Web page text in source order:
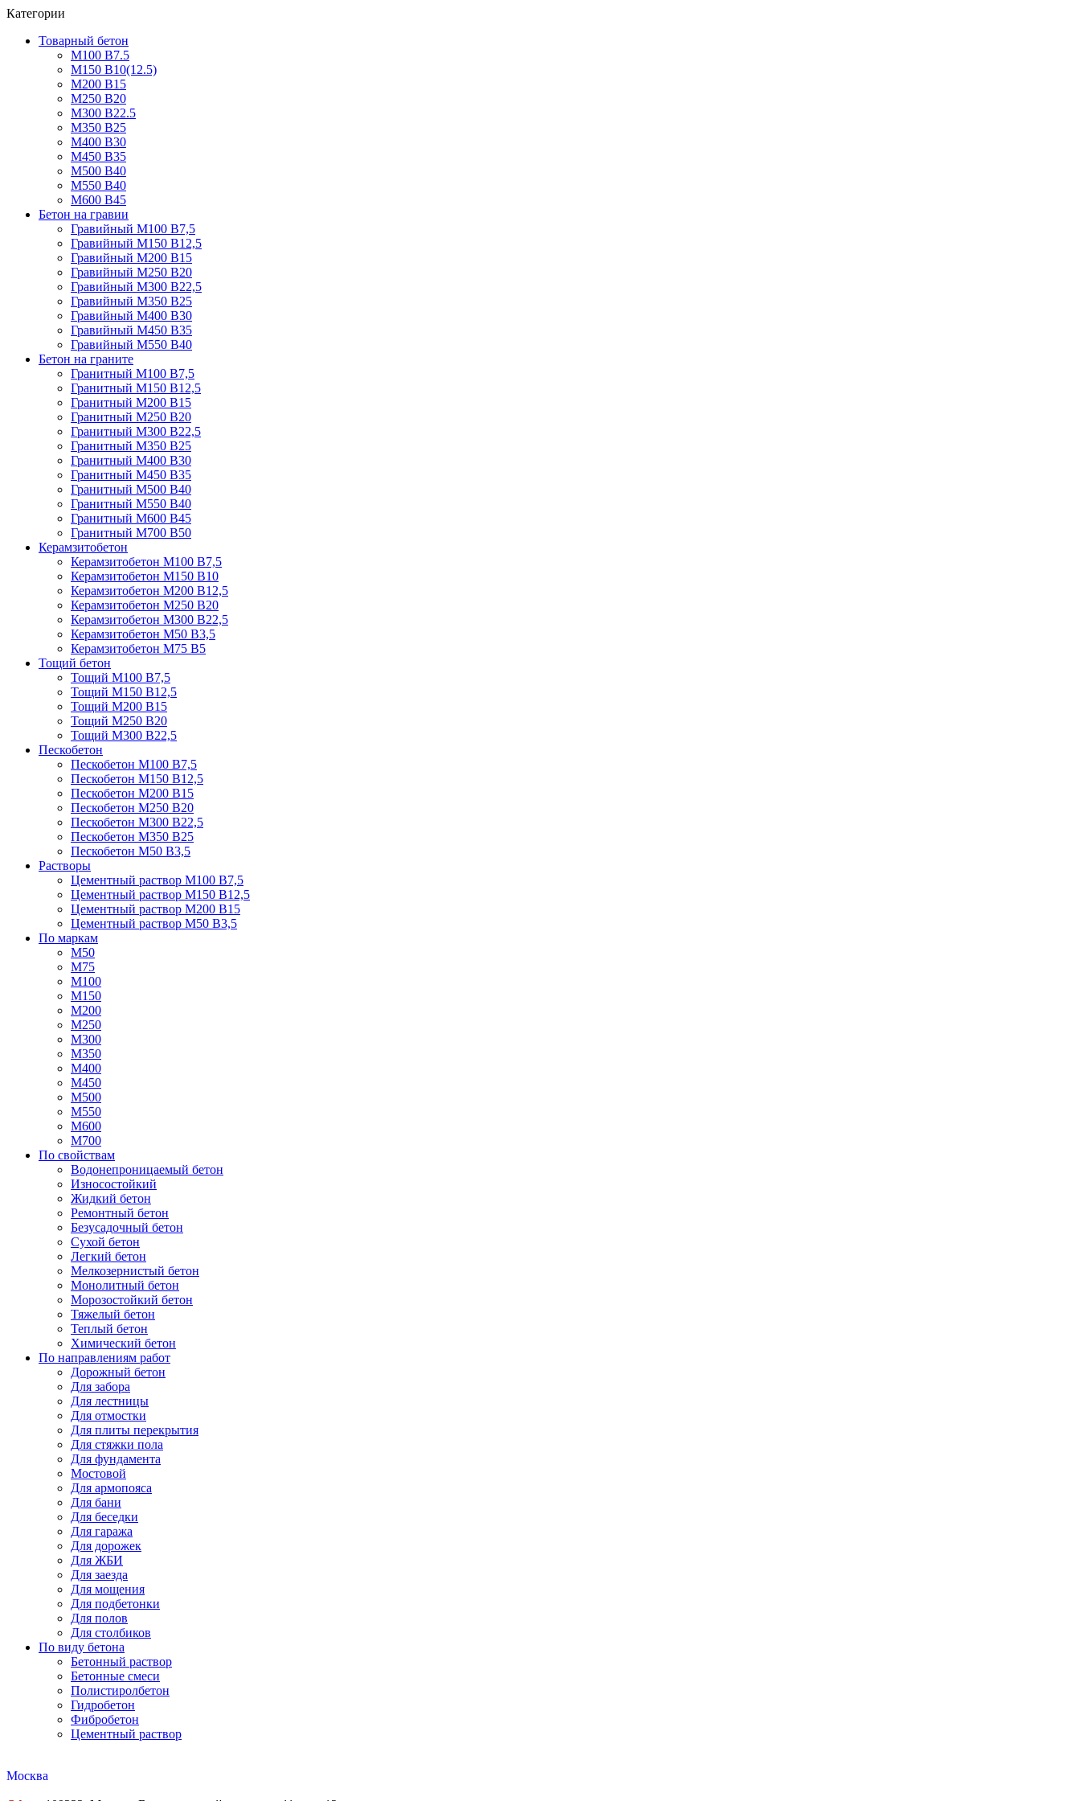
Категории
Товарный бетон
М100 В7.5
М150 В10(12.5)
М200 В15
М250 В20
М300 В22.5
М350 В25
М400 В30
М450 В35
М500 В40
М550 В40
М600 В45
Бетон на гравии
Гравийный М100 В7,5
Гравийный М150 В12,5
Гравийный М200 В15
Гравийный М250 В20
Гравийный М300 В22,5
Гравийный М350 В25
Гравийный М400 В30
Гравийный М450 В35
Гравийный М550 В40
Бетон на граните
Гранитный М100 В7,5
Гранитный М150 В12,5
Гранитный М200 В15
Гранитный М250 В20
Гранитный М300 В22,5
Гранитный М350 В25
Гранитный М400 В30
Гранитный М450 В35
Гранитный М500 В40
Гранитный М550 В40
Гранитный М600 В45
Гранитный М700 В50
Керамзитобетон
Керамзитобетон М100 В7,5
Керамзитобетон М150 В10
Керамзитобетон М200 В12,5
Керамзитобетон М250 В20
Керамзитобетон М300 В22,5
Керамзитобетон М50 В3,5
Керамзитобетон М75 В5
Тощий бетон
Тощий М100 В7,5
Тощий М150 В12,5
Тощий М200 В15
Тощий М250 В20
Тощий М300 В22,5
Пескобетон
Пескобетон М100 В7,5
Пескобетон М150 В12,5
Пескобетон М200 В15
Пескобетон М250 В20
Пескобетон М300 В22,5
Пескобетон М350 В25
Пескобетон М50 В3,5
Растворы
Цементный раствор М100 В7,5
Цементный раствор М150 В12,5
Цементный раствор М200 В15
Цементный раствор М50 В3,5
По маркам
М50
М75
М100
М150
М200
М250
М300
М350
М400
М450
М500
М550
М600
М700
По свойствам
Водонепроницаемый бетон
Износостойкий
Жидкий бетон
Ремонтный бетон
Безусадочный бетон
Сухой бетон
Легкий бетон
Мелкозернистый бетон
Монолитный бетон
Морозостойкий бетон
Тяжелый бетон
Теплый бетон
Химический бетон
По направлениям работ
Дорожный бетон
Для забора
Для лестницы
Для отмостки
Для плиты перекрытия
Для стяжки пола
Для фундамента
Мостовой
Для армопояса
Для бани
Для беседки
Для гаража
Для дорожек
Для ЖБИ
Для заезда
Для мощения
Для подбетонки
Для полов
Для столбиков
По виду бетона
Бетонный раствор
Бетонные смеси
Полистиролбетон
Гидробетон
Фибробетон
Цементный раствор
Москва